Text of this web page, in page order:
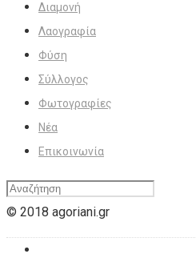
Διαμονή
Λαογραφία
Φύση
Σύλλογος
Φωτογραφίες
Νέα
Επικοινωνία
© 2018 agoriani.gr